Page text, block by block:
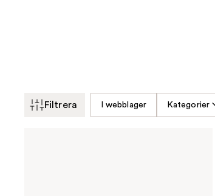
Filtrera I webblager Kategorier